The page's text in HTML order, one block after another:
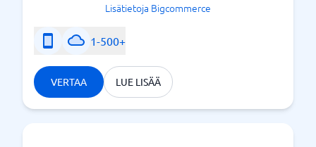
Lisätietoja Bigcommerce
1-500+
VERTAA LUE LISÄÄ